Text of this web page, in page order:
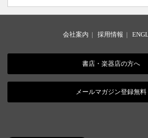
会社案内 | 採用情報 |
書店・楽器店の方へ
メールマガジン登録無料